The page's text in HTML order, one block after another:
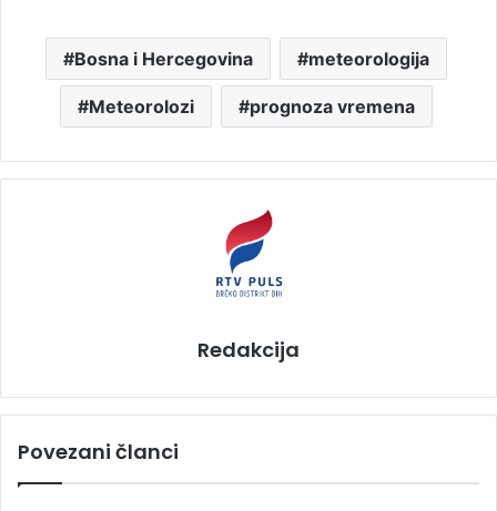
Bosna i Hercegovina meteorologija
Meteorolozi prognoza vremena
Redakcija
Povezani članci